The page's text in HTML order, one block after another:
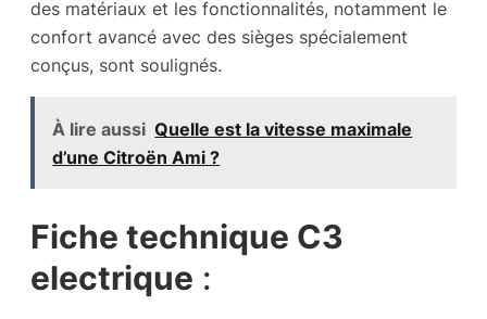
des matériaux et les fonctionnalités, notamment le
confort avancé avec des sièges spécialement
conçus, sont soulignés.
À lire aussi Quelle est la vitesse maximale
d’une Citroën Ami ?
Fiche technique C3
electrique :